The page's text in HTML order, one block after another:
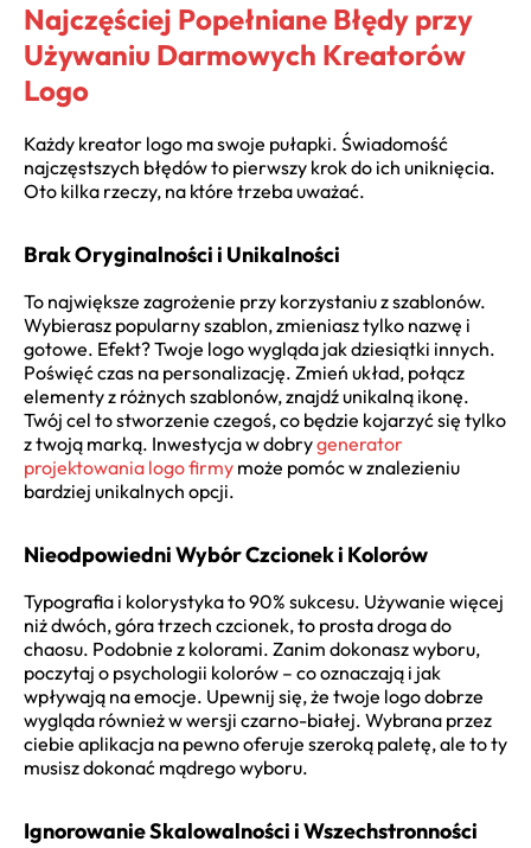
Najczęściej Popełniane Błędy przy
Używaniu Darmowych Kreatorów
Logo
Każdy kreator logo ma swoje pułapki. Świadomość
najczęstszych błędów to pierwszy krok do ich uniknięcia.
Oto kilka rzeczy, na które trzeba uważać.
Brak Oryginalności i Unikalności
To największe zagrożenie przy korzystaniu z szablonów.
Wybierasz popularny szablon, zmieniasz tylko nazwę i
gotowe. Efekt? Twoje logo wygląda jak dziesiątki innych.
Poświęć czas na personalizację. Zmień układ, połącz
elementy z różnych szablonów, znajdź unikalną ikonę.
Twój cel to stworzenie czegoś, co będzie kojarzyć się tylko
z twoją marką. Inwestycja w dobrygenerator
projektowania logo firmy może pomóc w znalezieniu
bardziej unikalnych opcji.
Nieodpowiedni Wybór Czcionek i Kolorów
Typografia i kolorystyka to 90% sukcesu. Używanie więcej
niż dwóch, góra trzech czcionek, to prosta droga do
chaosu. Podobnie z kolorami. Zanim dokonasz wyboru,
poczytaj o psychologii kolorów – co oznaczają i jak
wpływają na emocje. Upewnij się, że twoje logo dobrze
wygląda również w wersji czarno-białej. Wybrana przez
ciebie aplikacja na pewno oferuje szeroką paletę, ale to ty
musisz dokonać mądrego wyboru.
Ignorowanie Skalowalności i Wszechstronności